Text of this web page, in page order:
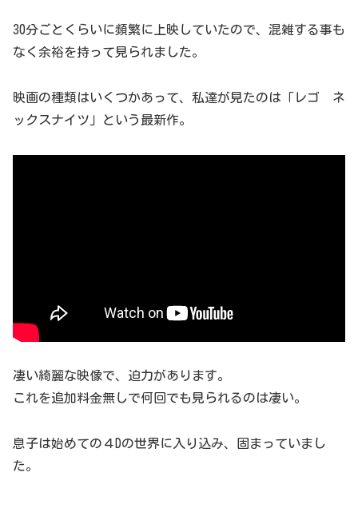
30分ごとくらいに頻繁に上映していたので、混雑する事も
なく余裕を持って見られました。
映画の種類はいくつかあって、私達が見たのは「レゴ ネ
ックスナイツ」という最新作。
凄い綺麗な映像で、迫力があります。
これを追加料金無しで何回でも見られるのは凄い。
息子は始めての４Dの世界に入り込み、固まっていまし
た。